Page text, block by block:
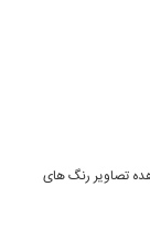
تصاویر رنگ های